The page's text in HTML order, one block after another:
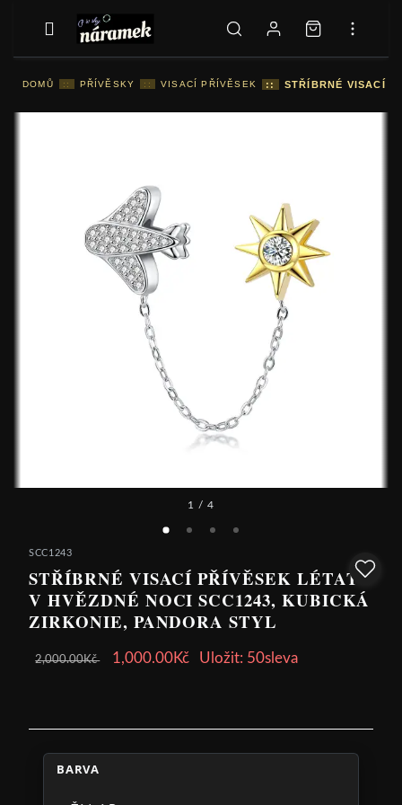
DOMŮ :: PŘÍVĚSKY :: VISACÍ PŘÍVĚSEK :: STŘÍBRNÉ VISACÍ
1 / 4
SCC1243
STŘÍBRNÉ VISACÍ PŘÍVĚSEK LÉTAT
V HVĚZDNÉ NOCI SCC1243, KUBICKÁ
ZIRKONIE, PANDORA STYL
2,000.00Kč 1,000.00Kč Uložit: 50sleva
BARVA